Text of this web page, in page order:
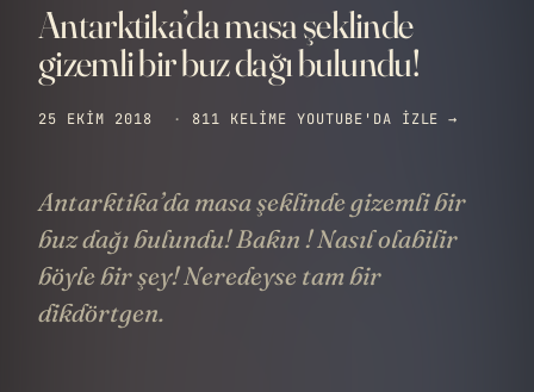
Antarktika’da masa şeklinde
gizemli bir buz dağı bulundu!
25 EKIM 2018 · 811 KELIME YOUTUBE'DA IZLE →
Antarktika’da masa şeklinde gizemli bir
buz dağı bulundu! Bakın ! Nasıl olabilir
böyle bir şey! Neredeyse tam bir
dikdörtgen.